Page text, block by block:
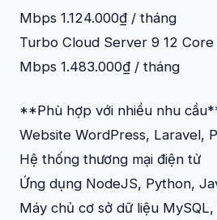
Mbps 1.124.000₫ / tháng
Turbo Cloud Server 9 12 Core
Mbps 1.483.000₫ / tháng
**Phù hợp với nhiều nhu
Website WordPress, Laravel,
Hệ thống thương mại điện tử
Ứng dụng NodeJS, Python,
Máy chủ cơ sở dữ liệu